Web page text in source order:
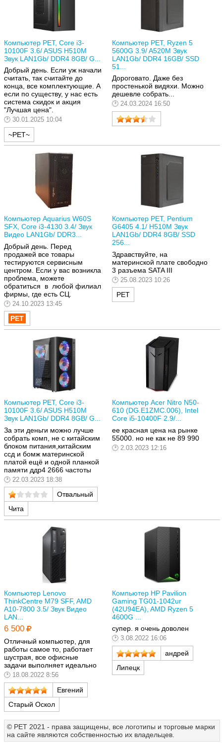
Компьютер РЕТ, Core i3-
10100F 3.6/ ASUS H510M
Звук LAN1Gb/ DDR4 8GB/ G...
Добрый день. Если уж начали
считать, так считайте до
конца, все комплектующие. А
если по существу, у нас есть
система скидок и акция
"Лучшая цена".
30.01.2025 10:04
~РЕТ~
Компьютер РЕТ, Ryzen 5
5600G 3.9/ A520M Звук
LAN1Gb/ DDR4 16GB/ SSD
51...
Дороговато. Даже без
простенькой видяхи. Можно
дешевле собрать...
24.03.2024 16:50
Компьютер Aquarius W60S
SFX, Core i3-4130 3.4/ Звук
Видео LAN1Gb/ DDR3...
Добрый день. Перед
продажей все товары
тестируются сервисным
центром. Если у вас возникла
проблема, можете
обратиться в любой филиал
фирмы, где есть СЦ.
24.10.2023 13:45
Компьютер РЕТ, Pentium
G6405 4.1/ H510M Звук
LAN1Gb/ DDR4 8GB/ SSD
256...
Здравствуйте, на
материнской плате свободно
3 разъема SATA III
25.08.2023 10:26
РЕТ
Компьютер РЕТ, Core i3-
10100F 3.6/ ASUS H510M
Звук LAN1Gb/ DDR4 8GB/ G...
За эти деньги можно лучше
собрать комп, не с китайским
блоком питания,китайским
ссд и бомж материнской
платой ещё и одной планкой
памяти ддр4 2666 частоты
22.03.2023 18:38
Отвальный
Чита
Компьютер Acer Nitro N50-
610 (DG.E1ZMC.006), Intel
Core i5-10400F 2.9/...
ее красная цена на рынке
55000. но не как не 89 990
2.03.2023 12:16
Компьютер Lenovo
ThinkCentre M79 SFF, AMD
A10-7800 3.5/ Звук Видео
LAN...
6 500
Отличный компьютер, для
работы самое то, работает
шустрая, все офисные
задачи выполняет идеально
18.08.2022 8:56
Евгений
Старый Оскол
Компьютер HP Pavilion
Gaming TG01-1042ur
(42U94EA), AMD Ryzen 5
4600G ...
супер. я очень доволен
3.08.2022 16:06
андрей
Липецк
© РЕТ 2021 - права защищены, все логотипы и торговые марки
на сайте являются собственностью их владельцев.